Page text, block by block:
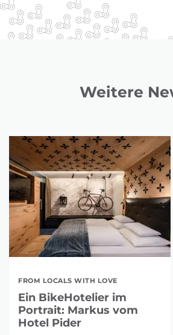
Weitere
FROM LOCALS WITH LOVE
Ein BikeHotelier im
Portrait: Markus vom
Hotel Pider